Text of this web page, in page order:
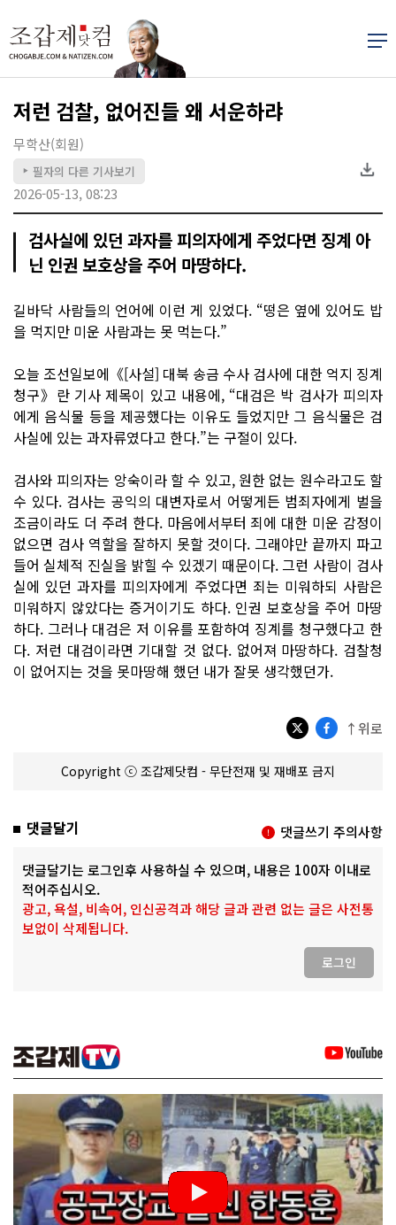
저런 검찰, 없어진들 왜 서운하랴
무학산(회원)
▶ 필자의 다른 기사보기
2026-05-13, 08:23
검사실에 있던 과자를 피의자에게 주었다면 징계 아
닌 인권 보호상을 주어 마땅하다.
길바닥 사람들의 언어에 이런 게 있었다. “떵은 옆에 있어도 밥
을 먹지만 미운 사람과는 못 먹는다.”
오늘 조선일보에《[사설] 대북 송금 수사 검사에 대한 억지 징계
청구》란 기사 제목이 있고 내용에, “대검은 박 검사가 피의자
에게 음식물 등을 제공했다는 이유도 들었지만 그 음식물은 검
사실에 있는 과자류였다고 한다.”는 구절이 있다.
검사와 피의자는 앙숙이라 할 수 있고, 원한 없는 원수라고도 할
수 있다. 검사는 공익의 대변자로서 어떻게든 범죄자에게 벌을
조금이라도 더 주려 한다. 마음에서부터 죄에 대한 미운 감정이
없으면 검사 역할을 잘하지 못할 것이다. 그래야만 끝까지 파고
들어 실체적 진실을 밝힐 수 있겠기 때문이다. 그런 사람이 검사
실에 있던 과자를 피의자에게 주었다면 죄는 미워하되 사람은
미워하지 않았다는 증거이기도 하다. 인권 보호상을 주어 마땅
하다. 그러나 대검은 저 이유를 포함하여 징계를 청구했다고 한
다. 저런 대검이라면 기대할 것 없다. 없어져 마땅하다. 검찰청
이 없어지는 것을 못마땅해 했던 내가 잘못 생각했던가.
↑위로
Copyright ⓒ 조갑제닷컴 - 무단전재 및 재배포 금지
댓글달기 댓글쓰기 주의사항
댓글달기는 로그인후 사용하실 수 있으며, 내용은 100자 이내로
적어주십시오.
광고, 욕설, 비속어, 인신공격과 해당 글과 관련 없는 글은 사전통
보없이 삭제됩니다.
로그인